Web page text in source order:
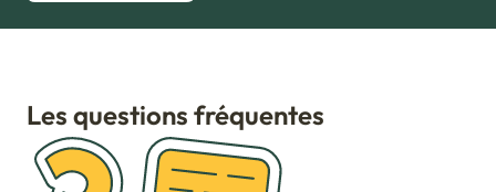
Les questions fréquentes